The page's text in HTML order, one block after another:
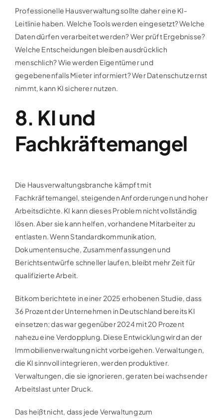
Professionelle Hausverwaltung sollte daher eine KI-
Leitlinie haben. Welche Tools werden eingesetzt? Welche
Daten dürfen verarbeitet werden? Wer prüft Ergebnisse?
Welche Entscheidungen bleiben ausdrücklich
menschlich? Wie werden Eigentümer und
gegebenenfalls Mieter informiert? Wer Datenschutz ernst
nimmt, kann KI sicherer nutzen.
8. KI und
Fachkräftemangel
Die Hausverwaltungsbranche kämpft mit
Fachkräftemangel, steigenden Anforderungen und hoher
Arbeitsdichte. KI kann dieses Problem nicht vollständig
lösen. Aber sie kann helfen, vorhandene Mitarbeiter zu
entlasten. Wenn Standardkommunikation,
Dokumentensuche, Zusammenfassungen und
Berichtsentwürfe schneller laufen, bleibt mehr Zeit für
qualifizierte Arbeit.
Bitkom berichtete in einer 2025 erhobenen Studie, dass
36 Prozent der Unternehmen in Deutschland bereits KI
einsetzen; das war gegenüber 2024 mit 20 Prozent
nahezu eine Verdopplung. Diese Entwicklung wird an der
Immobilienverwaltung nicht vorbeigehen. Verwaltungen,
die KI sinnvoll integrieren, werden produktiver.
Verwaltungen, die sie ignorieren, geraten bei wachsender
Arbeitslast unter Druck.
Das heißt nicht, dass jede Verwaltung zum